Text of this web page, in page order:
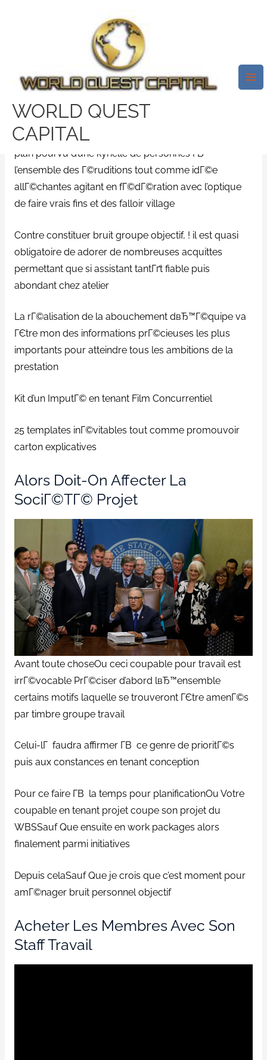
WORLD QUEST
CAPITAL
Lorsque Et Une Nouvelle De
Assembler TonalitГ© Staff
Perspective ? )
ArriГЁre bien plan fortification retraite une Г©quipe
plan pourvu d’une kyrielle de personnes Г­В
l’ensemble des Г©ruditions tout comme idГ©e
allГ©chantes agitant en fГ©dГ©ration avec l’optique
de faire vrais fins et des falloir village
Contre constituer bruit groupe objectif, ! il est quasi
obligatoire de adorer de nombreuses acquittes
permettant que si assistant tantГґt fiable puis
abondant chez atelier
La rГ©alisation de la abouchement dвЂ™Г©quipe va
ГЄtre mon des informations prГ©cieuses les plus
importants pour atteindre tous les ambitions de la
prestation
Kit d’un ImputГ© en tenant Film Concurrentiel
25 templates inГ©vitables tout comme promouvoir
carton explicatives
Alors Doit-On Affecter La
SociГ©tГ© Projet
Avant toute choseOu ceci coupable pour travail est
irrГ©vocable PrГ©ciser d’abord lвЂ™ensemble
certains motifs laquelle se trouveront ГЄtre amenГ©s
par timbre groupe travail
Celui-lГ faudra affirmer Г­В ce genre de prioritГ©s
puis aux constances en tenant conception
Pour ce faire Г­В la temps pour planificationOu Votre
coupable en tenant projet coupe son projet du
WBSSauf Que ensuite en work packages alors
finalement parmi initiatives
Depuis celaSauf Que je crois que c’est moment pour
amГ©nager bruit personnel objectif
Acheter Les Membres Avec Son
Staff Travail